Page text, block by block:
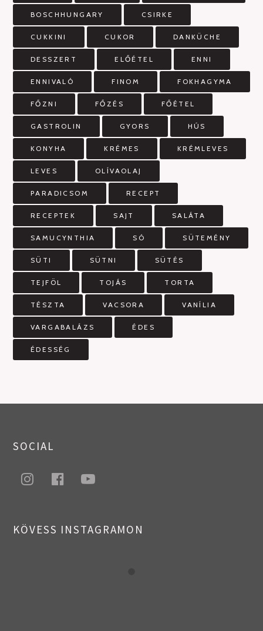
BOSCHHUNGARY CSIRKE
CUKKINI CUKOR DANKÜCHE
DESSZERT ELŐÉTEL ENNI
ENNIVALÓ FINOM FOKHAGYMA
FŐZNI FŐZÉS FŐÉTEL
GASTROLIN GYORS HÚS
KONYHA KRÉMES KRÉMLEVES
LEVES OLÍVAOLAJ
PARADICSOM RECEPT
RECEPTEK SAJT SALÁTA
SAMUCYNTHIA SÓ SÜTEMÉNY
SÜTI SÜTNI SÜTÉS
TEJFÖL TOJÁS TORTA
TÉSZTA VACSORA VANÍLIA
VARGABALÁZS ÉDES
ÉDESSÉG
SOCIAL
instagram
facebookyoutube
KÖVESS INSTAGRAMON